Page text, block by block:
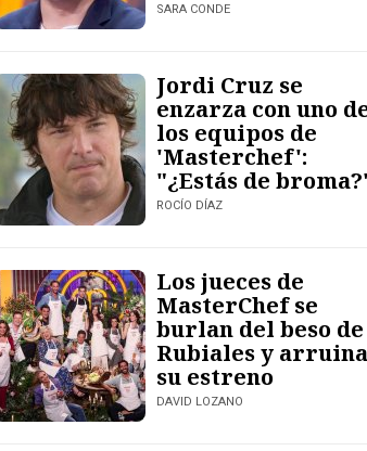
SARA CONDE
Jordi Cruz se
enzarza con uno
los equipos de
'Masterchef':
"¿Estás de
ROCÍO DÍAZ
Los jueces de
MasterChef se
burlan del beso de
Rubiales y
su estreno
DAVID LOZANO